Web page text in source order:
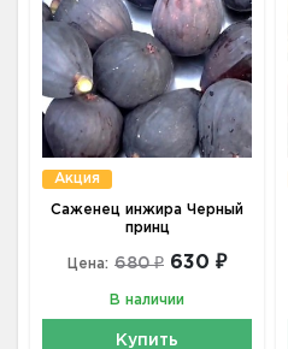
Акция
Саженец инжира Черный
принц
Цена: 680 ₽ 630 ₽
В наличии
Купить